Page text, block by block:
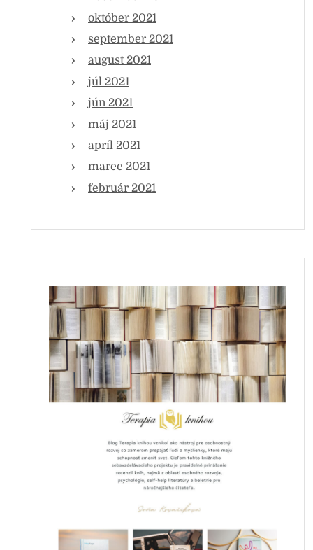
október 2021
september 2021
august 2021
júl 2021
jún 2021
máj 2021
apríl 2021
marec 2021
február 2021